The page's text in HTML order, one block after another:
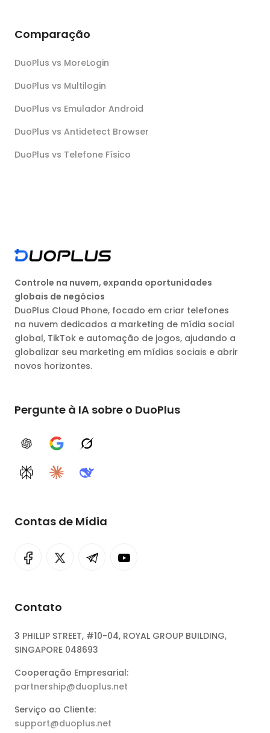
Comparação
DuoPlus vs MoreLogin
DuoPlus vs Multilogin
DuoPlus vs Emulador Android
DuoPlus vs Antidetect Browser
DuoPlus vs Telefone Físico
Controle na nuvem, expanda oportunidades
globais de negócios
DuoPlus Cloud Phone, focado em criar telefones
na nuvem dedicados a marketing de mídia social
global, TikTok e automação de jogos, ajudando a
globalizar seu marketing em mídias sociais e abrir
novos horizontes.
Pergunte à IA sobre o DuoPlus
ChatGPTGoogle AIGrok
PerplexityClaudeDeepSeek
Contas de Mídia
Contato
3 PHILLIP STREET, #10-04, ROYAL GROUP BUILDING,
SINGAPORE 048693
Cooperação Empresarial:
partnership@duoplus.net
Serviço ao Cliente:
support@duoplus.net